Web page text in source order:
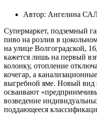
Автор: Ангелина
Супермаркет, подземный
пиво на розлив в
на улице Волгоградской,
кажется лишь на первый
колонку, отопление
кочегар, а
выгребной яме. Новый вид
осваивают
возведение
поддающееся